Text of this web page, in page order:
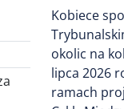
Kobiece
okolic na
lipca 2026
ramach